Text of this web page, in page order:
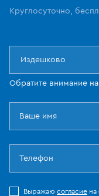
Круглосуточно,
Издешково
Обратите внимание
Выражаю согласие на